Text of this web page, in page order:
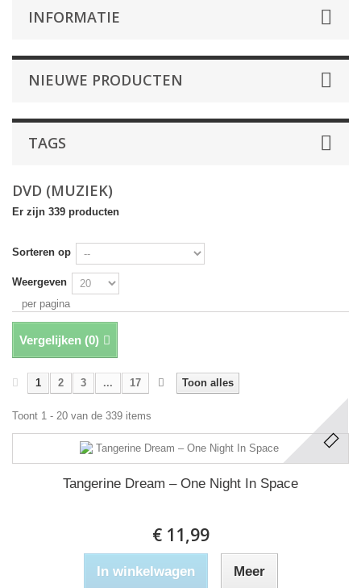
INFORMATIE
NIEUWE PRODUCTEN
TAGS
DVD (MUZIEK)
Er zijn 339 producten
Sorteren op
Weergeven
per pagina
Vergelijken (0)
Toon alles
1 2 3 ... 17
Toont 1 - 20 van de 339 items
Tangerine Dream ‎– One Night In Space
€ 11,99
In winkelwagen Meer